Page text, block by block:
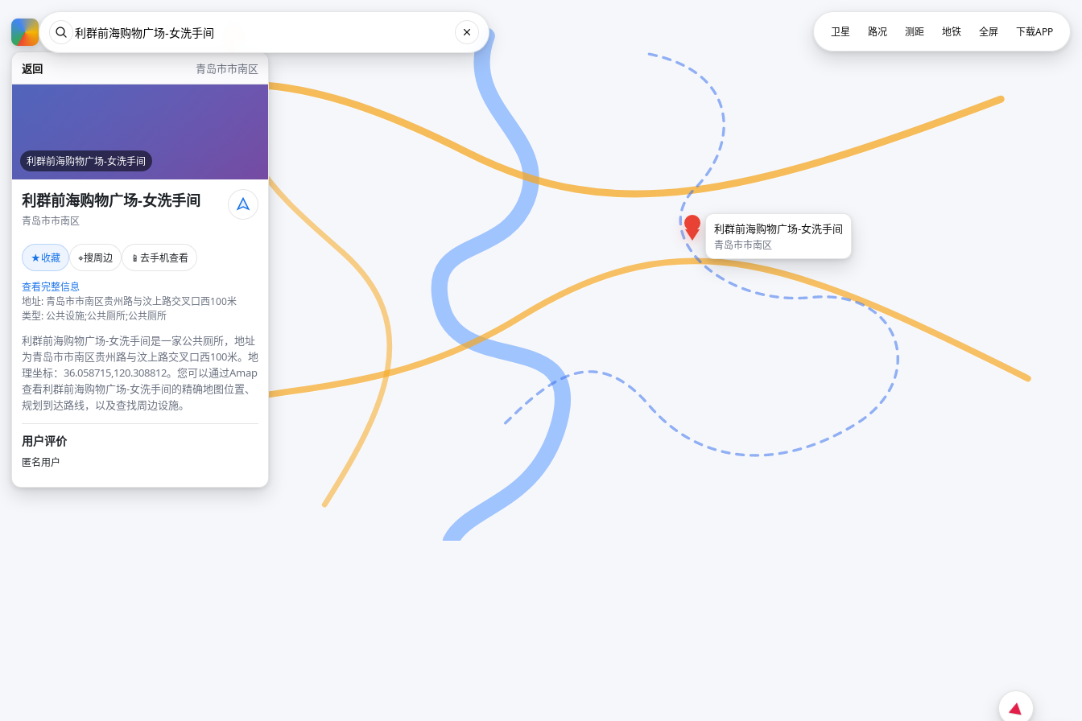
返回 青岛市市南区
利群前海购物广场-女洗手间
利群前海购物广场-女洗手间
青岛市市南区
★收藏 ⌖搜周边 📱 去手机查看
查看完整信息
地址: 青岛市市南区贵州路与汶上路交叉口西100米
类型: 公共设施;公共厕所;公共厕所
利群前海购物广场-女洗手间是一家公共厕所，地址
为青岛市市南区贵州路与汶上路交叉口西100米。地
理坐标：36.058715,120.308812。您可以通过Amap
查看利群前海购物广场-女洗手间的精确地图位置、
规划到达路线，以及查找周边设施。
用户评价
匿名用户
利群前海购物广场-女洗手间
青岛市市南区
卫星 路况 测距 地铁 全屏 下载APP